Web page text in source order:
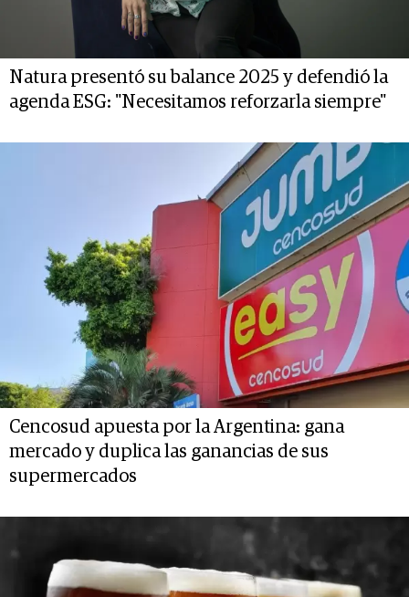
Natura presentó su balance 2025 y defendió la
agenda ESG: "Necesitamos reforzarla siempre"
Cencosud apuesta por la Argentina: gana
mercado y duplica las ganancias de sus
supermercados